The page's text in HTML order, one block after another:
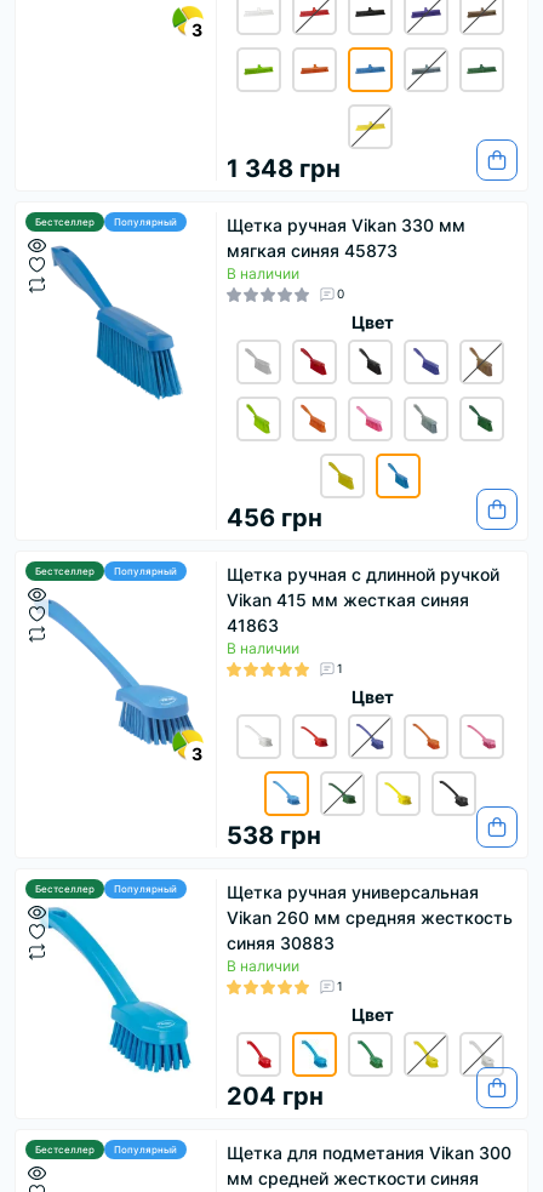
3
1 348 грн
Бестселлер Популярный
Щетка ручная Vikan 330 мм
мягкая синяя 45873
В наличии
0
Цвет
456 грн
Бестселлер Популярный
3
Щетка ручная с длинной ручкой
Vikan 415 мм жесткая синяя
41863
В наличии
1
Цвет
538 грн
Бестселлер Популярный
Щетка ручная универсальная
Vikan 260 мм средняя жесткость
синяя 30883
В наличии
1
Цвет
204 грн
Бестселлер Популярный
Щетка для подметания Vikan 300
мм средней жесткости синяя